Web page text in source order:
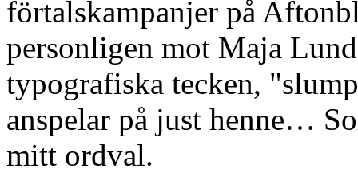
förtalskampanjer på
personligen mot Maja
typografiska tecken,
anspelar på just henne…
mitt ordval.